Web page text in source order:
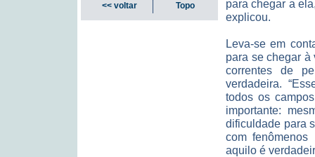
para chegar a
explicou.
Leva-se em
para se chegar
correntes de
verdadeira.
todos os
importante:
dificuldade para
com
aquilo é
<< voltar Topo